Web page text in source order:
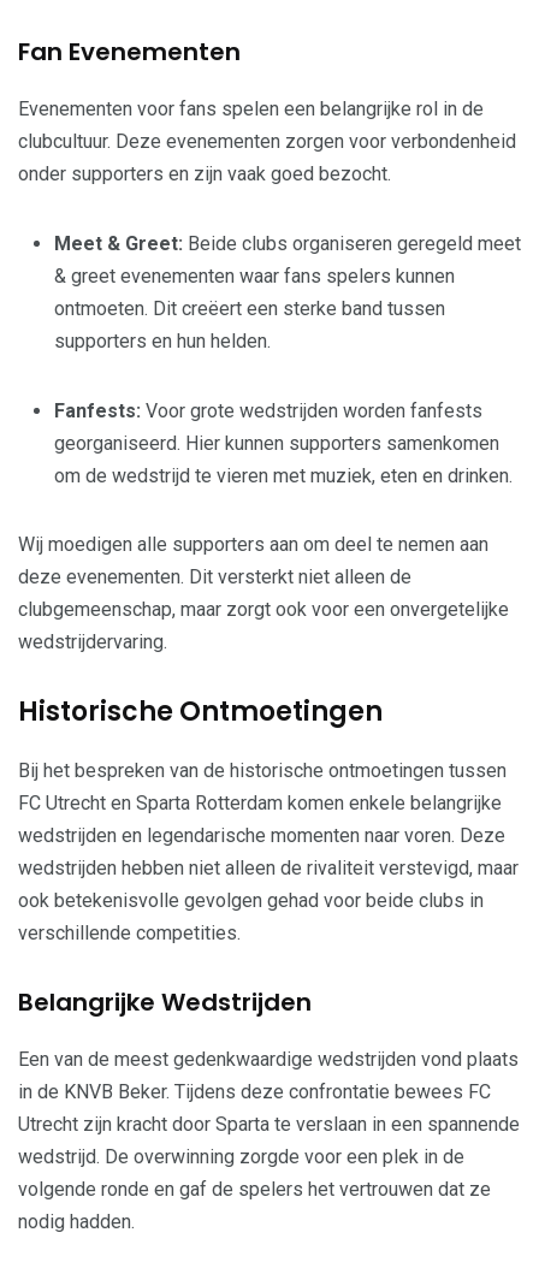
Fan Evenementen
Evenementen voor fans spelen een belangrijke rol in de
clubcultuur. Deze evenementen zorgen voor verbondenheid
onder supporters en zijn vaak goed bezocht.
Meet & Greet: Beide clubs organiseren geregeld meet
& greet evenementen waar fans spelers kunnen
ontmoeten. Dit creëert een sterke band tussen
supporters en hun helden.
Fanfests: Voor grote wedstrijden worden fanfests
georganiseerd. Hier kunnen supporters samenkomen
om de wedstrijd te vieren met muziek, eten en drinken.
Wij moedigen alle supporters aan om deel te nemen aan
deze evenementen. Dit versterkt niet alleen de
clubgemeenschap, maar zorgt ook voor een onvergetelijke
wedstrijdervaring.
Historische Ontmoetingen
Bij het bespreken van de historische ontmoetingen tussen
FC Utrecht en Sparta Rotterdam komen enkele belangrijke
wedstrijden en legendarische momenten naar voren. Deze
wedstrijden hebben niet alleen de rivaliteit verstevigd, maar
ook betekenisvolle gevolgen gehad voor beide clubs in
verschillende competities.
Belangrijke Wedstrijden
Een van de meest gedenkwaardige wedstrijden vond plaats
in de KNVB Beker. Tijdens deze confrontatie bewees FC
Utrecht zijn kracht door Sparta te verslaan in een spannende
wedstrijd. De overwinning zorgde voor een plek in de
volgende ronde en gaf de spelers het vertrouwen dat ze
nodig hadden.